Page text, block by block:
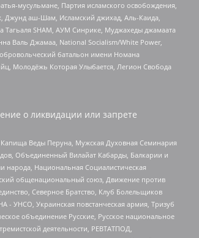
мусульмане, Партия исламского освобождения,
Джунд аш-Шам, Исламский джихад, Аль-Каида,
SHAM, АУМ Синрике, Муджахеды джамаата
Валь Джамаа, National Socialism/White Power,
батальон имени Номана
Молодёжь Которая Улыбается, Легион Свобода
о ликвидации или запрете
Веды Перуна, Мужская Духовная Семинария
Объединенный Вилайат Кабарды, Балкарии и
народа, Национальная Социалистическая
общенациональный союз, Движение против
Северное Братство, Клуб Болельщиков
- УНСО, Украинская повстанческая армия, Тризуб
объединение Русские, Русское национальное
деятельности, РЕВТАТПОД,